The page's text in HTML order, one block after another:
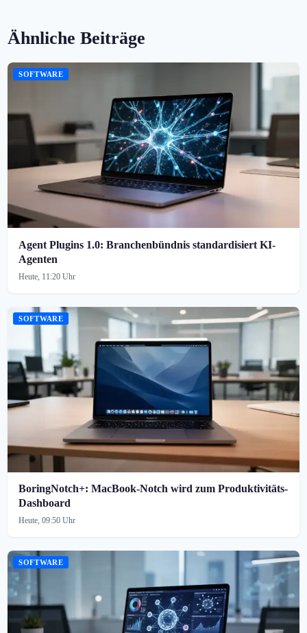
Ähnliche Beiträge
SOFTWARE
Agent Plugins 1.0: Branchenbündnis standardisiert KI-
Agenten
Heute, 11:20 Uhr
SOFTWARE
BoringNotch+: MacBook-Notch wird zum Produktivitäts-
Dashboard
Heute, 09:50 Uhr
SOFTWARE